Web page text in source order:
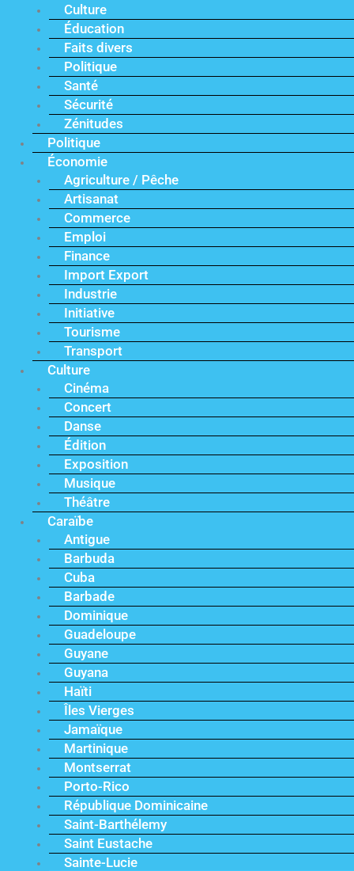
Culture
Éducation
Faits divers
Politique
Santé
Sécurité
Zénitudes
Politique
Économie
Agriculture / Pêche
Artisanat
Commerce
Emploi
Finance
Import Export
Industrie
Initiative
Tourisme
Transport
Culture
Cinéma
Concert
Danse
Édition
Exposition
Musique
Théâtre
Caraïbe
Antigue
Barbuda
Cuba
Barbade
Dominique
Guadeloupe
Guyane
Guyana
Haïti
Îles Vierges
Jamaïque
Martinique
Montserrat
Porto-Rico
République Dominicaine
Saint-Barthélemy
Saint Eustache
Sainte-Lucie